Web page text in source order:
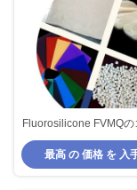
Fluorosilicone FVMQの
物は抵抗熱抵抗に
最高 の 価格 を 入